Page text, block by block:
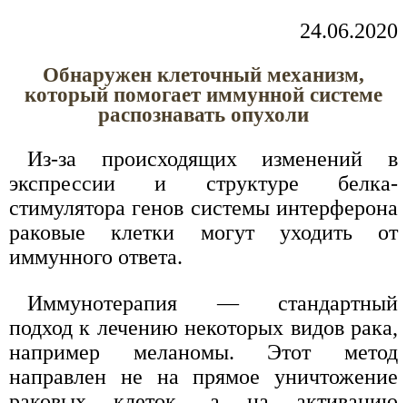
24.06.2020
Обнаружен клеточный механизм,
который помогает иммунной системе
распознавать опухоли
Из-за происходящих изменений в
экспрессии и структуре белка-
стимулятора генов системы интерферона
раковые клетки могут уходить от
иммунного ответа.
Иммунотерапия — стандартный
подход к лечению некоторых видов рака,
например меланомы. Этот метод
направлен не на прямое уничтожение